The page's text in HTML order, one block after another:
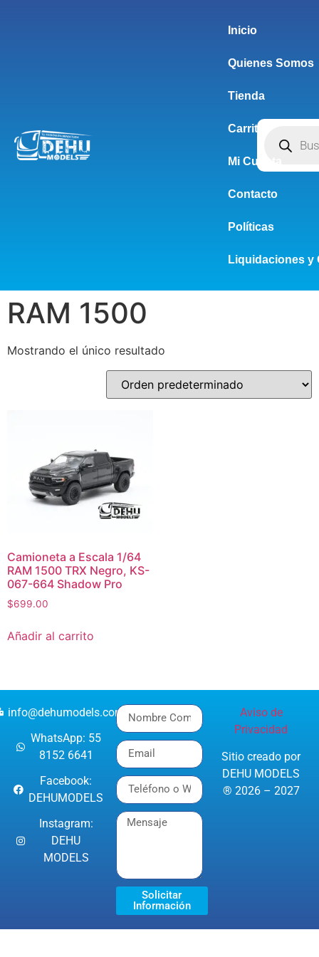
Inicio
Quienes Somos
Tienda
Carrito
Mi Cuenta
Contacto
Políticas
Liquidaciones y
RAM 1500
Mostrando el único resultado
Camioneta a Escala 1/64
RAM 1500 TRX Negro, KS-
067-664 Shadow Pro
$699.00
Añadir al carrito
info@dehumodels.com
WhatsApp: 55
8152 6641
Facebook:
DEHUMODELS
Instagram:
DEHU
MODELS
Solicitar
Información
Aviso de
Privacidad
Sitio creado por
DEHU MODELS
® 2026 – 2027